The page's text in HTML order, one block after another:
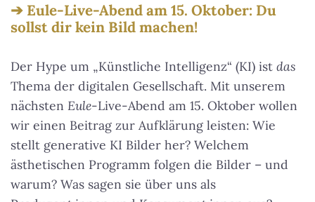
Eule-Live-Abend am 15. Oktober: Du
sollst dir kein Bild machen!
Der Hype um „Künstliche Intelligenz“ (KI) ist das
Thema der digitalen Gesellschaft. Mit unserem
nächsten Eule-Live-Abend am 15. Oktober wollen
wir einen Beitrag zur Aufklärung leisten: Wie
stellt generative KI Bilder her? Welchem
ästhetischen Programm folgen die Bilder – und
warum? Was sagen sie über uns als